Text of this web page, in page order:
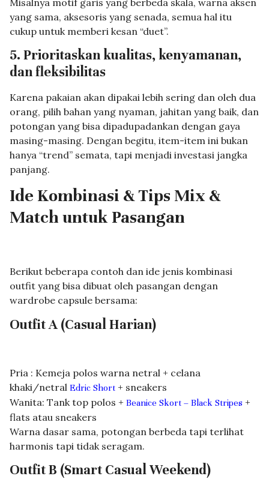
yang sama, aksesoris yang senada, semua hal itu
cukup untuk memberi kesan “duet”.
5. Prioritaskan kualitas, kenyamanan,
dan fleksibilitas
Karena pakaian akan dipakai lebih sering dan oleh dua
orang, pilih bahan yang nyaman, jahitan yang baik, dan
potongan yang bisa dipadupadankan dengan gaya
masing-masing. Dengan begitu, item-item ini bukan
hanya “trend” semata, tapi menjadi investasi jangka
panjang.
Ide Kombinasi & Tips Mix &
Match untuk Pasangan
Berikut beberapa contoh dan ide jenis kombinasi
outfit yang bisa dibuat oleh pasangan dengan
wardrobe capsule bersama:
Outfit A (Casual Harian)
Pria : Kemeja polos warna netral + celana
khaki/netral Edric Short + sneakers
Wanita: Tank top polos + Beanice Skort – Black Stripes +
flats atau sneakers
Warna dasar sama, potongan berbeda tapi terlihat
harmonis tapi tidak seragam.
Outfit B (Smart Casual Weekend)